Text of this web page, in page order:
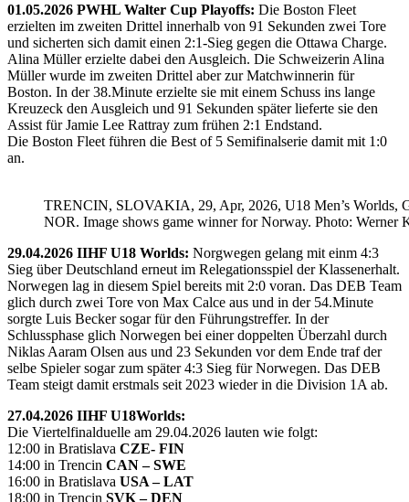
01.05.2026 PWHL Walter Cup Playoffs: Die Boston Fleet
erzielten im zweiten Drittel innerhalb von 91 Sekunden zwei Tore
und sicherten sich damit einen 2:1-Sieg gegen die Ottawa Charge.
Alina Müller erzielte dabei den Ausgleich. Die Schweizerin Alina
Müller wurde im zweiten Drittel aber zur Matchwinnerin für
Boston. In der 38.Minute erzielte sie mit einem Schuss ins lange
Kreuzeck den Ausgleich und 91 Sekunden später lieferte sie den
Assist für Jamie Lee Rattray zum frühen 2:1 Endstand.
Die Boston Fleet führen die Best of 5 Semifinalserie damit mit 1:0
an.
TRENCIN, SLOVAKIA, 29, Apr, 2026, U18 Men’s Worlds,
NOR. Image shows game winner for Norway. Photo: Werner
29.04.2026 IIHF U18 Worlds: Norgwegen gelang mit einm 4:3
Sieg über Deutschland erneut im Relegationsspiel der Klassenerhalt.
Norwegen lag in diesem Spiel bereits mit 2:0 voran. Das DEB Team
glich durch zwei Tore von Max Calce aus und in der 54.Minute
sorgte Luis Becker sogar für den Führungstreffer. In der
Schlussphase glich Norwegen bei einer doppelten Überzahl durch
Niklas Aaram Olsen aus und 23 Sekunden vor dem Ende traf der
selbe Spieler sogar zum später 4:3 Sieg für Norwegen. Das DEB
Team steigt damit erstmals seit 2023 wieder in die Division 1A ab.
27.04.2026 IIHF U18Worlds:
Die Viertelfinalduelle am 29.04.2026 lauten wie folgt:
12:00 in Bratislava CZE- FIN
14:00 in Trencin CAN – SWE
16:00 in Bratislava USA – LAT
18:00 in Trencin SVK – DEN